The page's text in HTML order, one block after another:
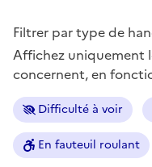
Filtrer par type de
Affichez uniquement
concernent, en
Difficulté à voir
En fauteuil roulant